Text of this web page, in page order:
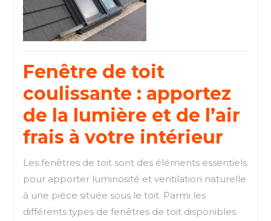
Fenêtre de toit
coulissante : apportez
de la lumière et de l’air
frais à votre intérieur
Les fenêtres de toit sont des éléments essentiels
pour apporter luminosité et ventilation naturelle
à une pièce située sous le toit. Parmi les
différents types de fenêtres de toit disponibles